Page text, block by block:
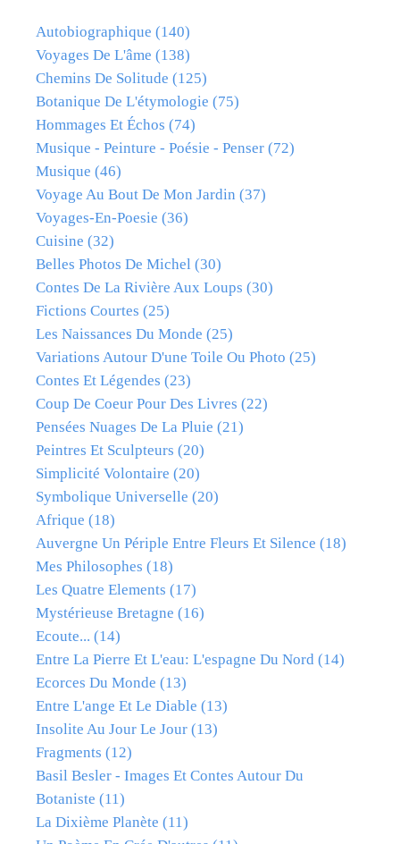
Autobiographique (140)
Voyages De L'âme (138)
Chemins De Solitude (125)
Botanique De L'étymologie (75)
Hommages Et Échos (74)
Musique - Peinture - Poésie - Penser (72)
Musique (46)
Voyage Au Bout De Mon Jardin (37)
Voyages-En-Poesie (36)
Cuisine (32)
Belles Photos De Michel (30)
Contes De La Rivière Aux Loups (30)
Fictions Courtes (25)
Les Naissances Du Monde (25)
Variations Autour D'une Toile Ou Photo (25)
Contes Et Légendes (23)
Coup De Coeur Pour Des Livres (22)
Pensées Nuages De La Pluie (21)
Peintres Et Sculpteurs (20)
Simplicité Volontaire (20)
Symbolique Universelle (20)
Afrique (18)
Auvergne Un Périple Entre Fleurs Et Silence (18)
Mes Philosophes (18)
Les Quatre Elements (17)
Mystérieuse Bretagne (16)
Ecoute... (14)
Entre La Pierre Et L'eau: L'espagne Du Nord (14)
Ecorces Du Monde (13)
Entre L'ange Et Le Diable (13)
Insolite Au Jour Le Jour (13)
Fragments (12)
Basil Besler - Images Et Contes Autour Du
Botaniste (11)
La Dixième Planète (11)